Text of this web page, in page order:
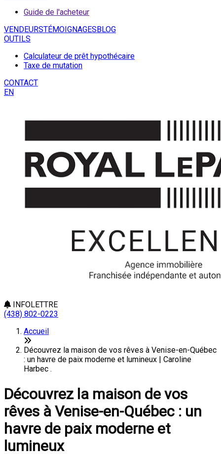
Guide de l'acheteur
VENDEURSTÉMOIGNAGESBLOG
OUTILS
Calculateur de prêt hypothécaire
Taxe de mutation
CONTACT
EN
INFOLETTRE
(438) 802-0223
Accueil
Découvrez la maison de vos rêves à Venise-en-Québec
: un havre de paix moderne et lumineux | Caroline
Harbec .
Découvrez la maison de vos
rêves à Venise-en-Québec : un
havre de paix moderne et
lumineux